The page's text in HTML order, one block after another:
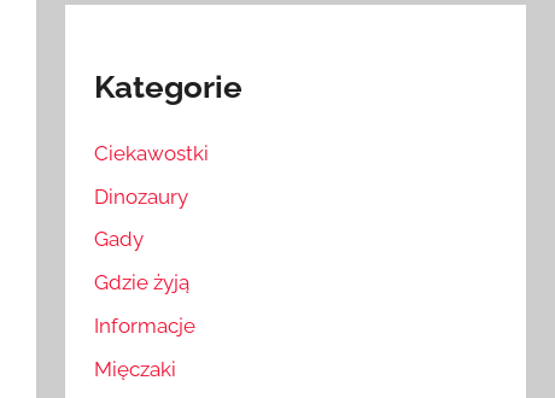
Kategorie
Ciekawostki
Dinozaury
Gady
Gdzie żyją
Informacje
Mięczaki